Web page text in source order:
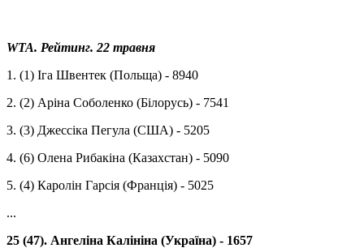
WTA. Рейтинг. 22 травня
1. (1) Іга Швентек (Польща) - 8940
2. (2) Аріна Соболенко (Білорусь) - 7541
3. (3) Джессіка Пегула (США) - 5205
4. (6) Олена Рибакіна (Казахстан) - 5090
5. (4) Каролін Гарсія (Франція) - 5025
...
25 (47). Ангеліна Калініна (Україна) - 1657